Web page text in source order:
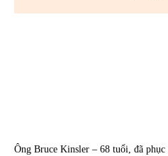
Ông Bruce Kinsler – 68 tuổi, đã